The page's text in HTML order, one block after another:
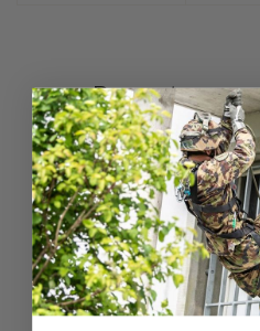
Tex Lizard
Schreiben Sie die
Schreibe
eine
Bewertung